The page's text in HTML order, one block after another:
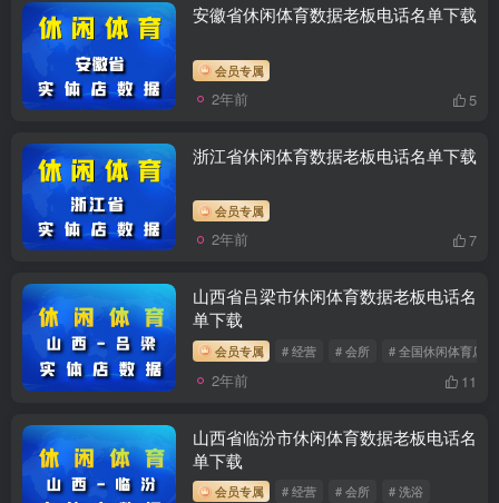
安徽省休闲体育数据老板电话名单下载
会员专属
2年前 5
浙江省休闲体育数据老板电话名单下载
会员专属
2年前 7
山西省吕梁市休闲体育数据老板电话名
单下载
会员专属 # 经营 # 会所 # 全国休闲体育店
2年前 11
山西省临汾市休闲体育数据老板电话名
单下载
会员专属 # 经营 # 会所 # 洗浴